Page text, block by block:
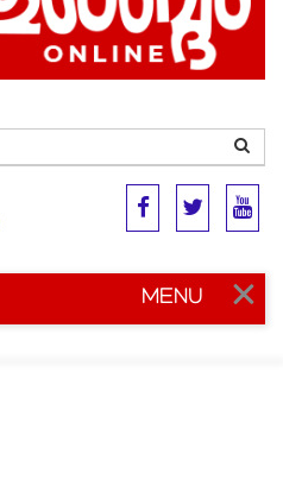
MENU